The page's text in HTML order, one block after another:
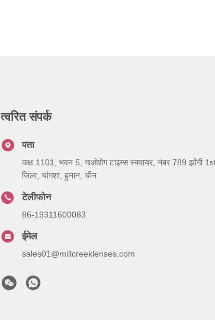
त्वरित संपर्क
पता
कक्ष 1101, भवन 5, गाओशेंग टाइम्स स्क्वायर, नंबर 789 झोंगी
जिला, चांगशा, हुनान, चीन
टेलीफोन
86-19311600083
ईमेल
sales01@millcreeklenses.com